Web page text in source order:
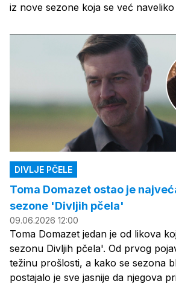
iz nove sezone koja se već naveliko
DIVLJE PČELE
Toma Domazet ostao je
sezone 'Divljih pčela'
09.06.2026 12:00
Toma Domazet jedan je od likova
sezonu Divljih pčela'. Od prvog
težinu prošlosti, a kako se sezona
postajalo je sve jasnije da njegova